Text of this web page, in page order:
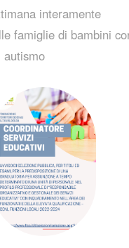
interamente
famiglie di bambini
autismo